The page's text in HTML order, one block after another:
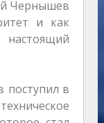
Чернышев
и как
поступил в